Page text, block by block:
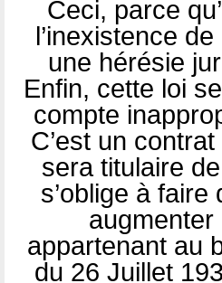
Ceci, parce
l’inexistence
une hérésie
Enfin, cette loi
compte
C’est un
sera titulaire
s’oblige à
augmenter
appartenant au
du 26 Juillet